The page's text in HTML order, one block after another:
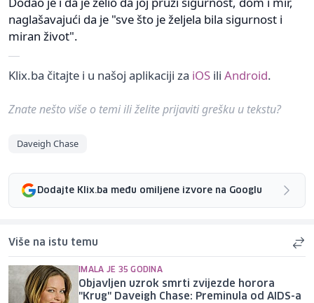
naglašavajući da je "sve što je željela bila sigurnost i
miran život".
Klix.ba čitajte i u našoj aplikaciji za iOS ili Android.
Znate nešto više o temi ili želite prijaviti grešku u tekstu?
Daveigh Chase
Dodajte Klix.ba među omiljene izvore na Googlu
Više na istu temu
IMALA JE 35 GODINA
Objavljen uzrok smrti zvijezde horora
"Krug" Daveigh Chase: Preminula od AIDS-a